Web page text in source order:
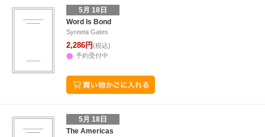
5月 18日
Word Is Bond
Syreeta Gates
2,286円(税込)
予約受付中
5月 18日
The Americas